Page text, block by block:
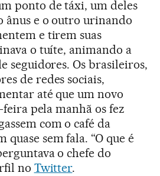
ponto de táxi, um deles
e o outro urinando
e tirem suas
o tuíte, animando a
seguidores. Os brasileiros,
de redes sociais,
até que um novo
pela manhã os fez
com o café da
quase sem fala. “O que é
o chefe do
no Twitter.